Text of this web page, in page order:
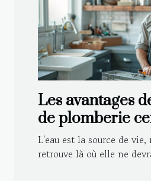
Les avantages
de plomberie
agréés par les
L'eau est la source de
retrouve là où elle ne